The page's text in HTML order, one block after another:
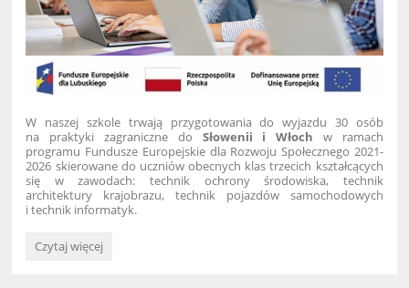
W naszej szkole trwają przygotowania do wyjazdu 30 osób
na praktyki zagraniczne do Słowenii i Włoch w ramach
programu Fundusze Europejskie dla Rozwoju Społecznego 2021-
2026 skierowane do uczniów obecnych klas trzecich kształcących
się w zawodach: technik ochrony środowiska, technik
architektury krajobrazu, technik pojazdów samochodowych
i technik informatyk.
Wyjazd
Czytaj więcej